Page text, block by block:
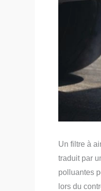
Un filtre à
traduit par
polluantes
lors du